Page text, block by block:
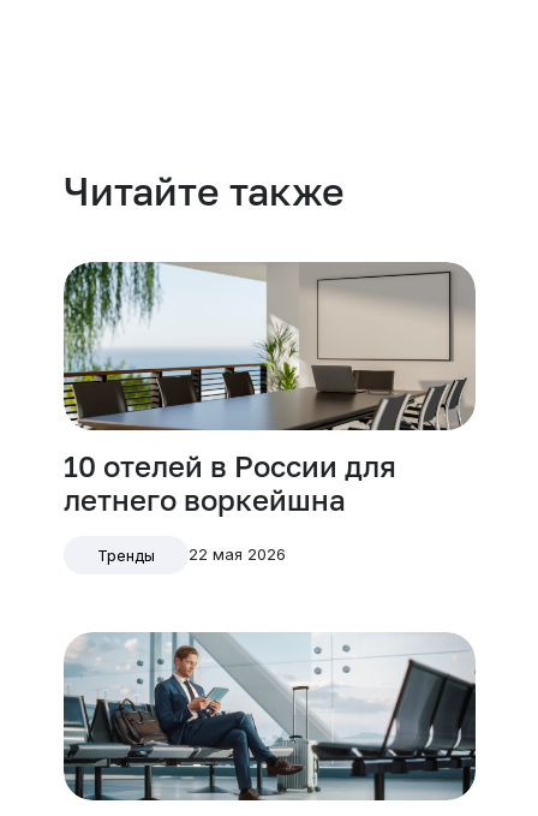
Читайте также
10 отелей в России для
летнего воркейшна
Тренды 22 мая 2026